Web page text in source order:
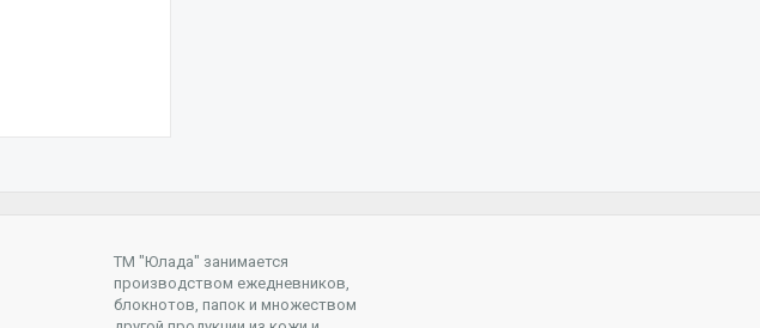
ТМ "Юлада" занимается
производством ежедневников,
блокнотов, папок и множеством